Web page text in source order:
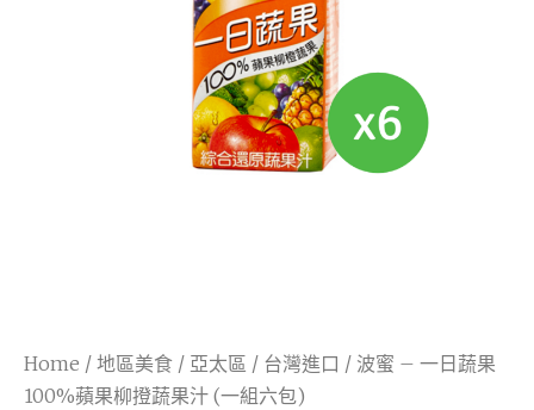
Home / 地區美食 / 亞太區 / 台灣進口 / 波蜜 – 一日蔬果
100%蘋果柳撜蔬果汁 (一組六包)